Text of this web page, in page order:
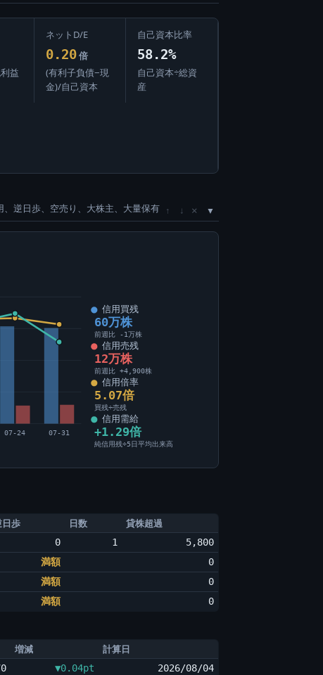
益
ネットD/E
0.20 倍
(有利子負債−現
金)/自己資本
自己資本比率
58.2%
自己資本÷総資
産
、逆日歩、空売り、大株主、大量保有 ↑ ↓ ×
07-24 07-31
信用買残
60万株
前週比 -1万株
信用売残
12万株
前週比 +4,900株
信用倍率
5.07倍
買残÷売残
信用需給
+1.29倍
純信用残÷5日平均出来高
日歩 日数 貸株超過
0 1
5,800
満額
0
満額
0
満額 0
増減 計算日
▼0.04pt 2026/08/04